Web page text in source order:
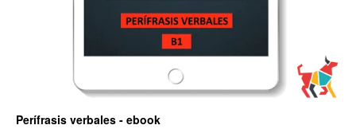
Perífrasis verbales - ebook